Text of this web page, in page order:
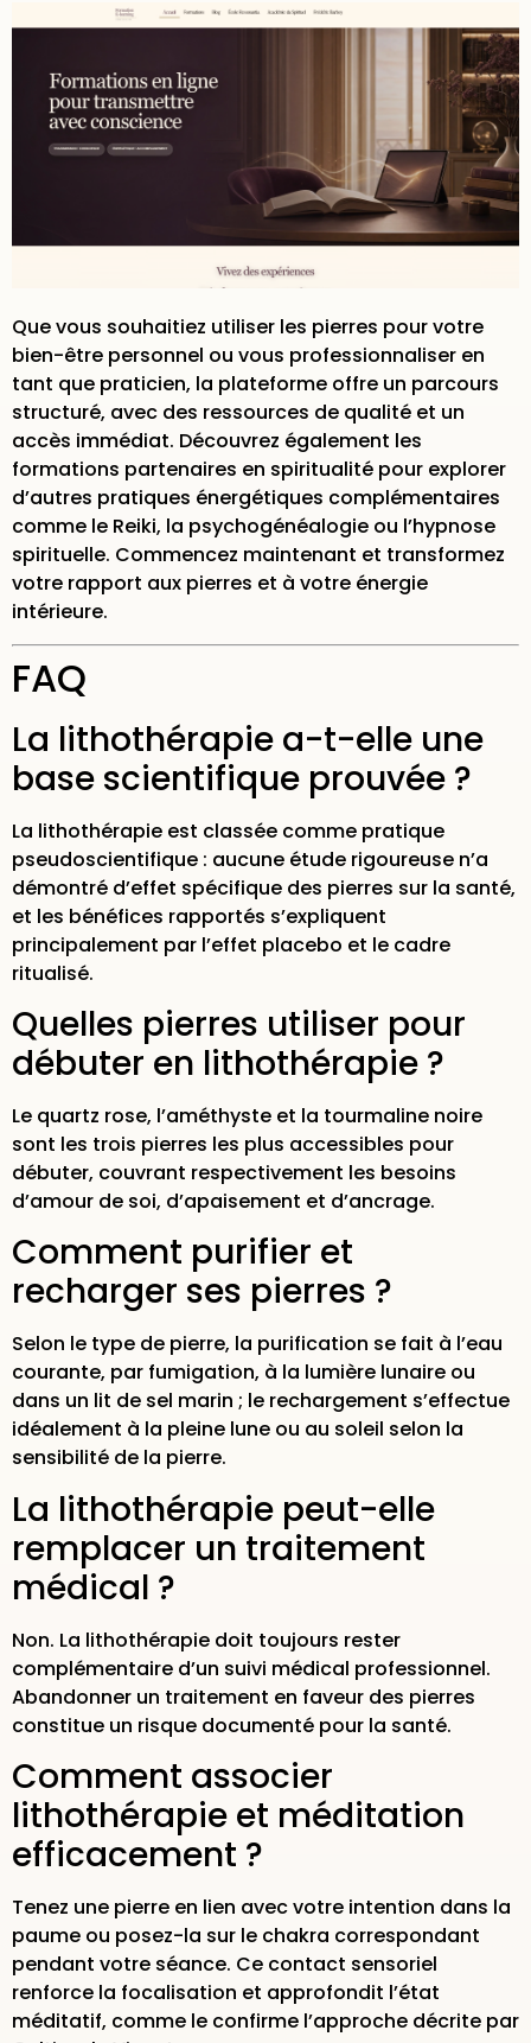
Que vous souhaitiez utiliser les pierres pour votre
bien-être personnel ou vous professionnaliser en
tant que praticien, la plateforme offre un parcours
structuré, avec des ressources de qualité et un
accès immédiat. Découvrez également les
formations partenaires en spiritualité pour explorer
d’autres pratiques énergétiques complémentaires
comme le Reiki, la psychogénéalogie ou l’hypnose
spirituelle. Commencez maintenant et transformez
votre rapport aux pierres et à votre énergie
intérieure.
FAQ
La lithothérapie a-t-elle une
base scientifique prouvée ?
La lithothérapie est classée comme pratique
pseudoscientifique : aucune étude rigoureuse n’a
démontré d’effet spécifique des pierres sur la santé,
et les bénéfices rapportés s’expliquent
principalement par l’effet placebo et le cadre
ritualisé.
Quelles pierres utiliser pour
débuter en lithothérapie ?
Le quartz rose, l’améthyste et la tourmaline noire
sont les trois pierres les plus accessibles pour
débuter, couvrant respectivement les besoins
d’amour de soi, d’apaisement et d’ancrage.
Comment purifier et
recharger ses pierres ?
Selon le type de pierre, la purification se fait à l’eau
courante, par fumigation, à la lumière lunaire ou
dans un lit de sel marin ; le rechargement s’effectue
idéalement à la pleine lune ou au soleil selon la
sensibilité de la pierre.
La lithothérapie peut-elle
remplacer un traitement
médical ?
Non. La lithothérapie doit toujours rester
complémentaire d’un suivi médical professionnel.
Abandonner un traitement en faveur des pierres
constitue un risque documenté pour la santé.
Comment associer
lithothérapie et méditation
efficacement ?
Tenez une pierre en lien avec votre intention dans la
paume ou posez-la sur le chakra correspondant
pendant votre séance. Ce contact sensoriel
renforce la focalisation et approfondit l’état
méditatif, comme le confirme l’approche décrite par